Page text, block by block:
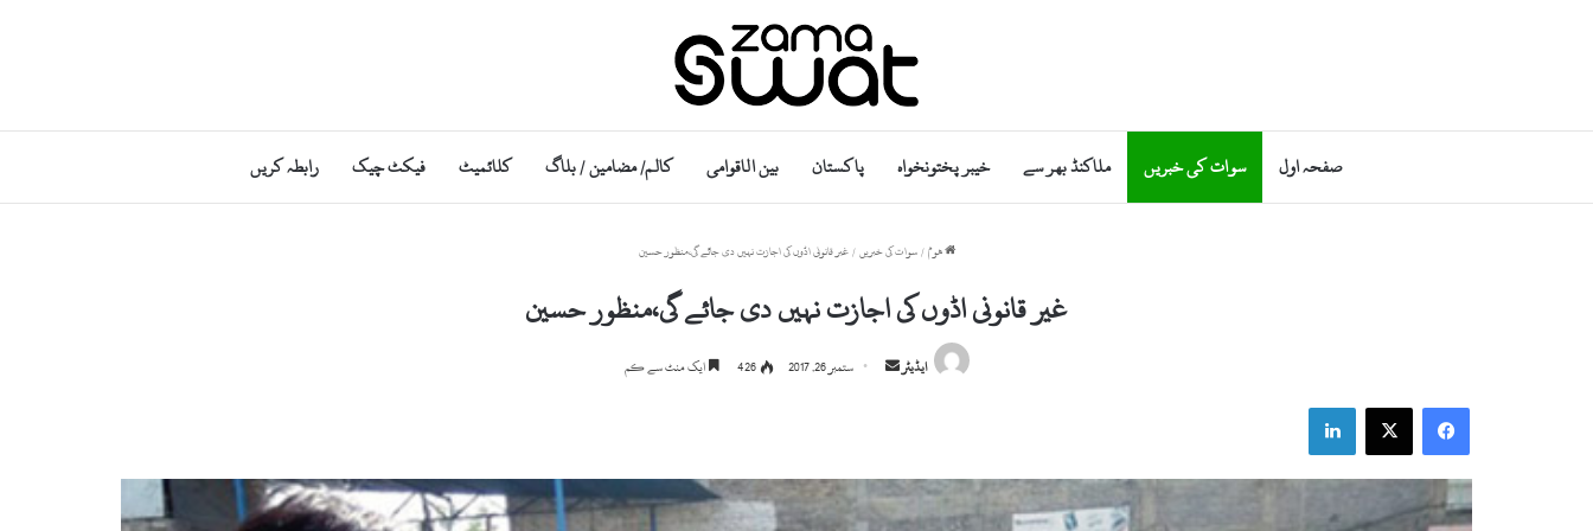
صفحہ اول سوات کی خبریں ملاکنڈ بھر سے خیبر پختونخواہ پاکستان بین الاقوامی کالم/ مضامین / بلاگ کلائمیٹ فیکٹ چیک رابطہ کریں
ھوم / سوات کی خبریں / غیر قانونی اڈوں کی اجازت نہیں دی جائے گی،منظور حسین
غیر قانونی اڈوں کی اجازت نہیں دی جائے گی،منظور حسین
ایڈیٹر
a
n
ستمبر 26, 2017 426 ایک منٹ سے کم
Facebook
X